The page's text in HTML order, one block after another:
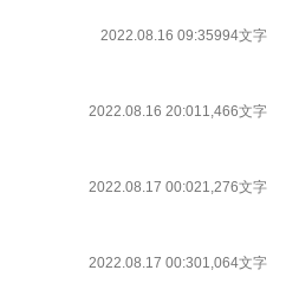
2022.08.16 09:35994文字
2022.08.16 20:011,466文字
2022.08.17 00:021,276文字
2022.08.17 00:301,064文字